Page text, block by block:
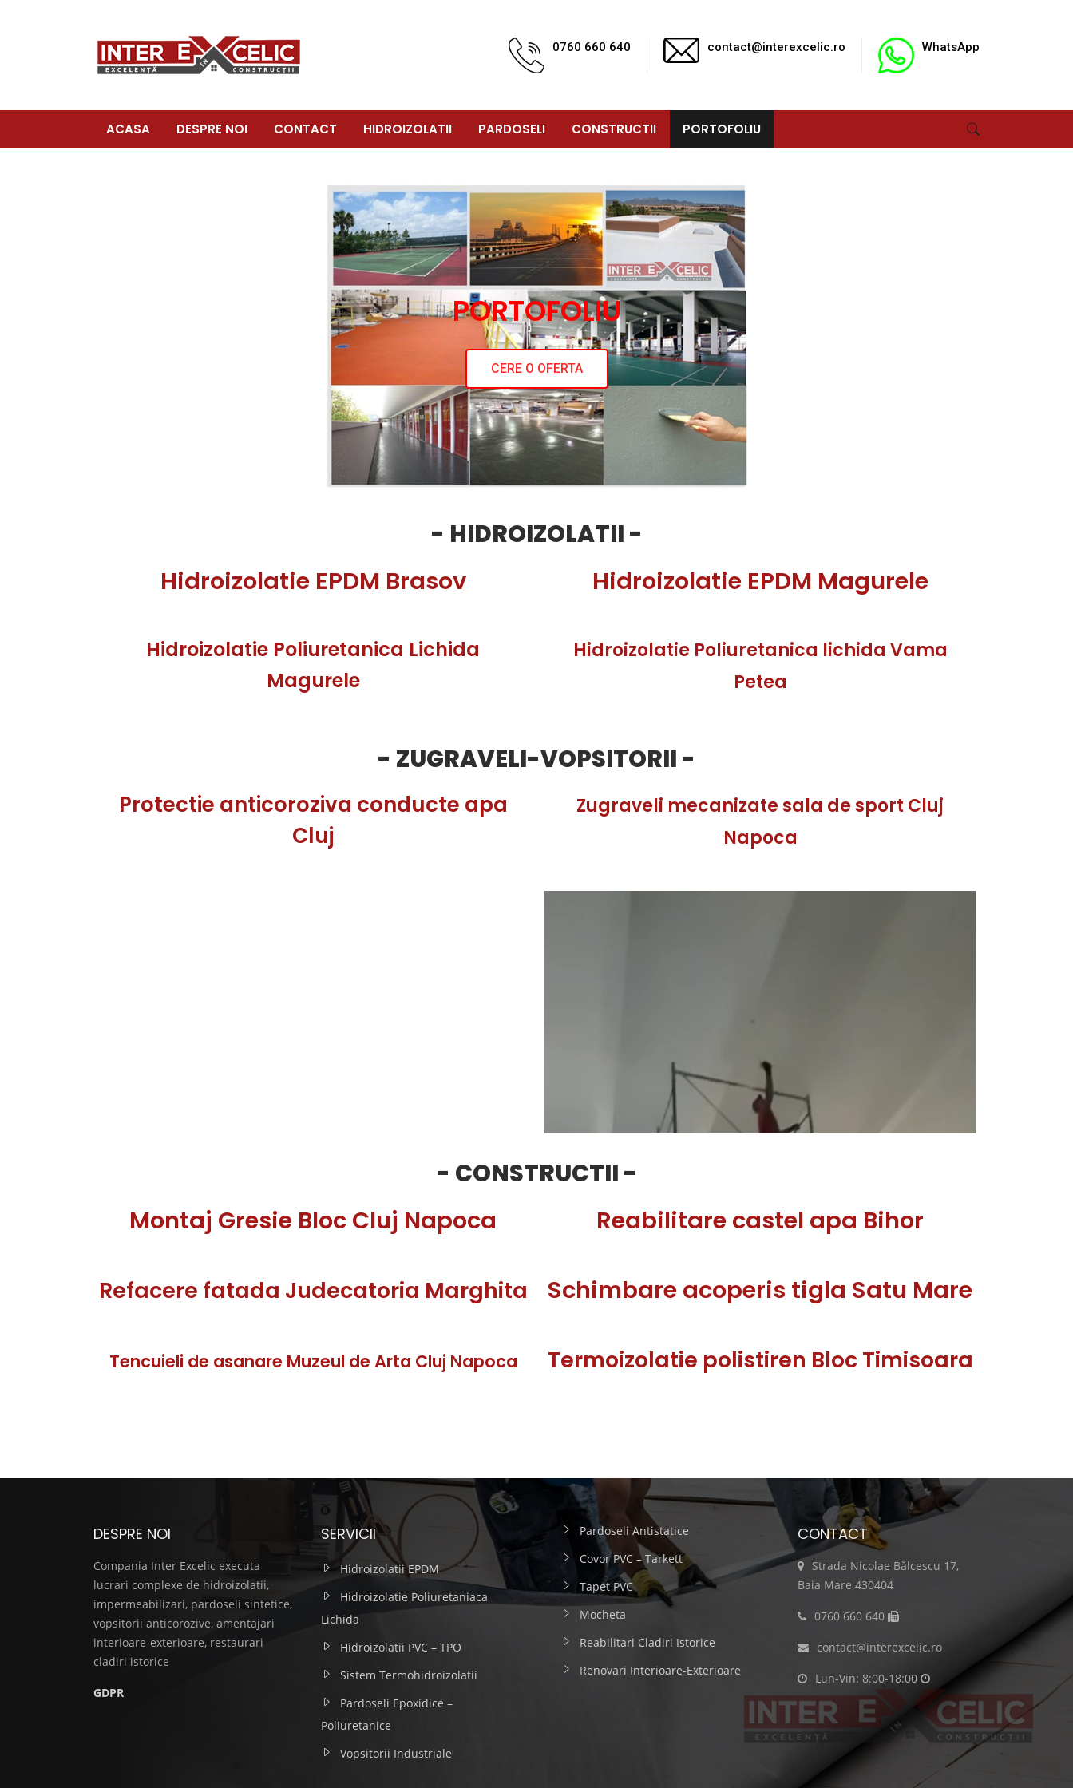
0760 660 640 contact@interexcelic.ro WhatsApp
ACASA DESPRE NOI CONTACT HIDROIZOLATII PARDOSELI CONSTRUCTII PORTOFOLIU
PORTOFOLIU
CERE O OFERTA
- HIDROIZOLATII -
Hidroizolatie EPDM Brasov
Hidroizolatie EPDM Magurele
Hidroizolatie Poliuretanica Lichida
Magurele
Hidroizolatie Poliuretanica lichida Vama
Petea
- ZUGRAVELI-VOPSITORII -
Protectie anticoroziva conducte apa
Cluj
Zugraveli mecanizate sala de sport Cluj
Napoca
- CONSTRUCTII -
Montaj Gresie Bloc Cluj Napoca
Reabilitare castel apa Bihor
Refacere fatada Judecatoria Marghita Schimbare acoperis tigla Satu Mare
Tencuieli de asanare Muzeul de Arta Cluj Napoca Termoizolatie polistiren Bloc Timisoara
DESPRE NOI
Compania Inter Excelic executa
lucrari complexe de hidroizolatii,
impermeabilizari, pardoseli sintetice,
vopsitorii anticorozive, amentajari
interioare-exterioare, restaurari
cladiri istorice
GDPR
SERVICII
Hidroizolatii EPDM
Hidroizolatie Poliuretaniaca
Lichida
Hidroizolatii PVC – TPO
Sistem Termohidroizolatii
Pardoseli Epoxidice –
Poliuretanice
Vopsitorii Industriale
Pardoseli Antistatice
Covor PVC – Tarkett
Tapet PVC
Mocheta
Reabilitari Cladiri Istorice
Renovari Interioare-Exterioare
CONTACT
Strada Nicolae Bălcescu 17,
Baia Mare 430404
0760 660 640
contact@interexcelic.ro
Lun-Vin: 8:00-18:00